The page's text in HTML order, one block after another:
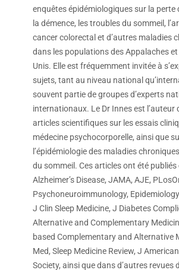
enquêtes épidémiologiques sur la perte
la démence, les troubles du sommeil,
cancer colorectal et d’autres maladies
dans les populations des Appalaches et
Unis. Elle est fréquemment invitée à
sujets, tant au niveau national
souvent partie de groupes d’experts
internationaux. Le Dr Innes est l’auteur
articles scientifiques sur les essais
médecine psychocorporelle, ainsi que
l’épidémiologie des maladies
du sommeil. Ces articles ont été publiés
Alzheimer’s Disease, JAMA, AJE,
Psychoneuroimmunology,
J Clin Sleep Medicine, J Diabetes
Alternative and Complementary
based Complementary and Alternative
Med, Sleep Medicine Review, J
Society, ainsi que dans d’autres revues